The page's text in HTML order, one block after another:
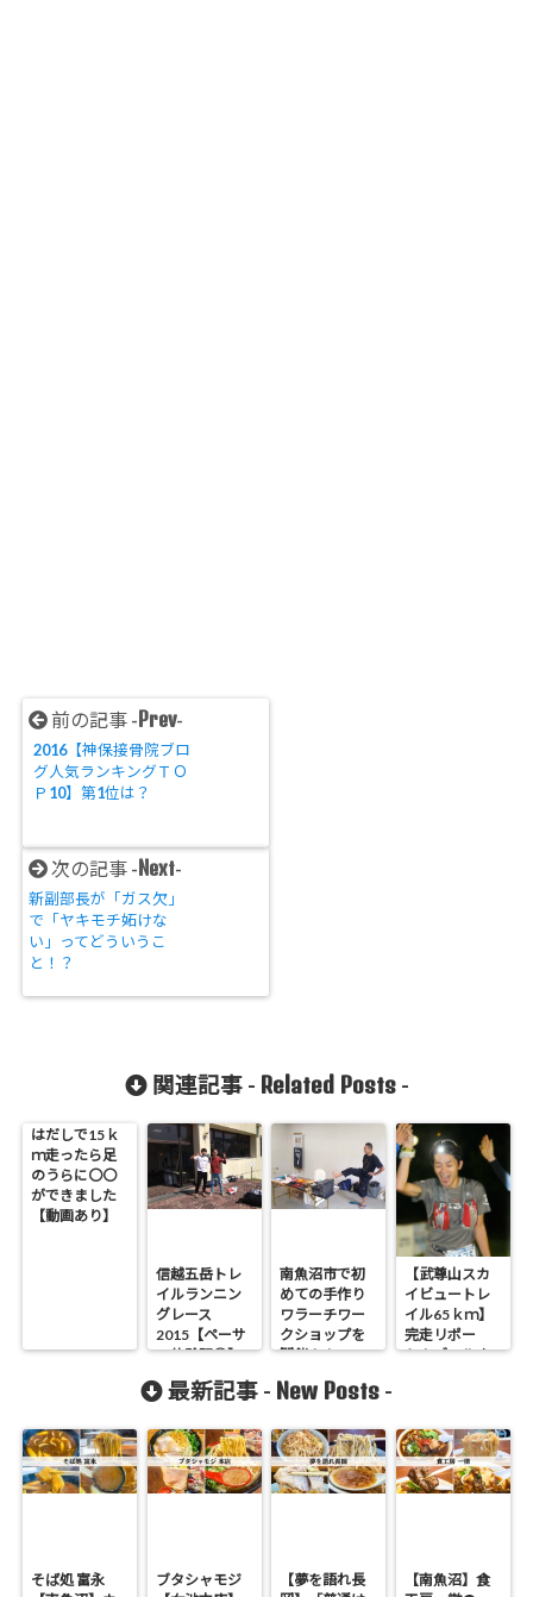
前の記事 -Prev-
2016【神保接骨院ブロ
グ人気ランキングＴＯ
Ｐ10】第1位は？
次の記事 -Next-
新副部長が「ガス欠」
で「ヤキモチ妬けな
い」ってどういうこ
と！？
関連記事 - Related Posts-
はだしで15ｋ
ｍ走ったら足
のうらに〇〇
ができました
【動画あり】
信越五岳トレ
イルランニン
グレース
2015【ペーサ
ー体験記①】
南魚沼市で初
めての手作り
ワラーチワー
クショップを
開催！！
【武尊山スカ
イビュートレ
イル65ｋｍ】
完走リポー
ト！ゴールま
最新記事 - New Posts -
そば処 富永
ブタシャモジ
【夢を語れ長
【南魚沼】食